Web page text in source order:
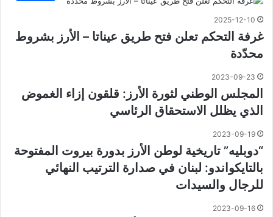
2025-12-10
غرفة التحكم تعلن فتح طريق عيناتا – الأرز بشروط
محدّدة
2023-09-23
المجلس الوطني لثورة الأرز: قلقون إزاء الغموض
الذي يظلل الاستحقاق الرئاسي
2023-09-19
“دوبليه” تاريخية لوطن الأرز بدورة بيروت المفتوحة
بالتايكواندو: لبنان في صدارة الترتيب النهائي
للرجال والسيدات
2023-09-16